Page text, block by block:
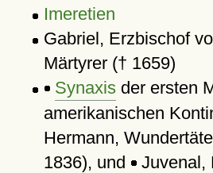
Imeretien
Gabriel, Erzbischof
Märtyrer († 1659)
Synaxisder ersten
amerikanischen
Hermann,
1836), und Juvenal,